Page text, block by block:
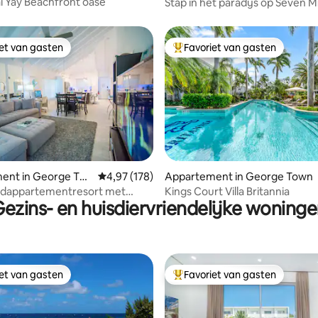
van 5 uit 5, 34 recensies
van gasten
van gasten
in George To
Gemiddelde beoordeling van 4,97 uit 5, 178
4,97 (178)
met
en uitzicht op de oceaan
Topfavoriet van gasten
Favoriet van gasten
Appartement in George Town
Kings Court Villa Britannia
en huisdiervriendelijke
van gasten
van gasten Topfavoriet van gasten
Favoriet van gasten